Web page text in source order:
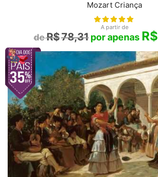
Mozart Criança
A partir de
R$78,31 R$